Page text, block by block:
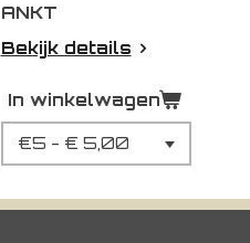
ANKT
Bekijk details
In winkelwagen